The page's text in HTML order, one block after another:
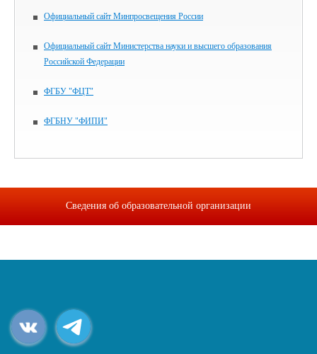
Официальный сайт Минпросвещения России
Официальный сайт Министерства науки и высшего образования
Российской Федерации
ФГБУ "ФЦТ"
ФГБНУ "ФИПИ"
Сведения об образовательной организации